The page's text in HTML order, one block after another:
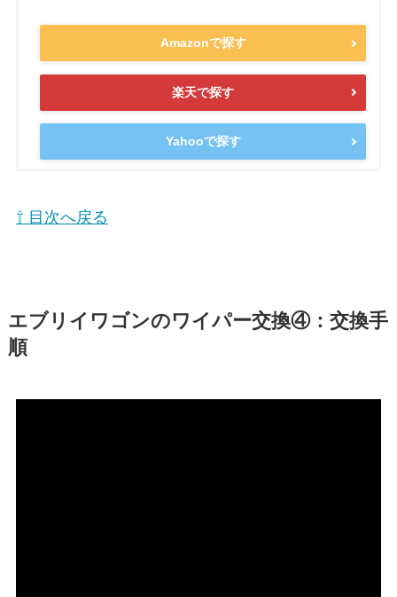
Amazonで探す
楽天で探す
Yahooで探す
⇧ 目次へ戻る
エブリイワゴンのワイパー交換④：交換手
順